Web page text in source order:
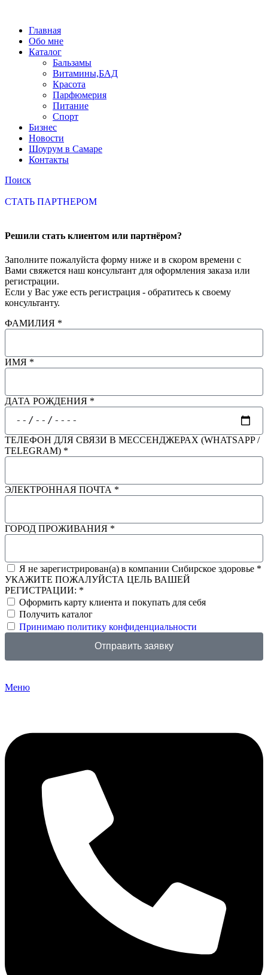
Главная
Обо мне
Каталог
Бальзамы
Витамины,БАД
Красота
Парфюмерия
Питание
Спорт
Бизнес
Новости
Шоурум в Самаре
Контакты
Поиск
СТАТЬ ПАРТНЕРОМ
Решили стать клиентом или партнёром?
Заполните пожалуйста форму ниже и в скором времени с
Вами свяжется наш консультант для оформления заказа или
регистрации.
Если у Вас уже есть регистрация - обратитесь к своему
консультанту.
ФАМИЛИЯ *
ИМЯ *
ДАТА РОЖДЕНИЯ *
ТЕЛЕФОН ДЛЯ СВЯЗИ В МЕССЕНДЖЕРАХ (WHATSAPP /
TELEGRAM) *
ЭЛЕКТРОННАЯ ПОЧТА *
ГОРОД ПРОЖИВАНИЯ *
Я не зарегистрирован(а) в компании Сибирское здоровье *
УКАЖИТЕ ПОЖАЛУЙСТА ЦЕЛЬ ВАШЕЙ
РЕГИСТРАЦИИ: *
Оформить карту клиента и покупать для себя
Получить каталог
Принимаю политику конфиденциальности
Отправить заявку
Меню